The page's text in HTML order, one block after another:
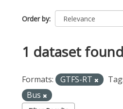
Order by
1 dataset found
Formats: GTFS-RT
Bus